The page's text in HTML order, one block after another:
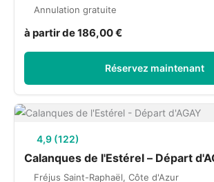
Annulation gratuite
à partir de 186,00 €
Réservez maintenant
4,9 (122)
Calanques de l'Estérel – Départ
Fréjus Saint-Raphaël, Côte d'Azur